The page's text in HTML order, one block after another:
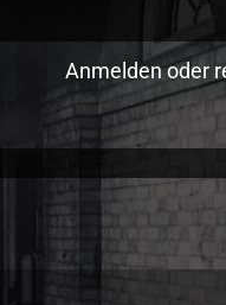
Anmelden oder